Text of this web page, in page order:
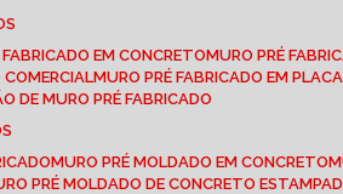
FABRICADO EM CONCRETO
MURO PRÉ
COMERCIAL
MURO PRÉ FABRICADO EM
DE MURO PRÉ FABRICADO
MURO PRÉ MOLDADO EM CONCRETO
PRÉ MOLDADO DE CONCRETO